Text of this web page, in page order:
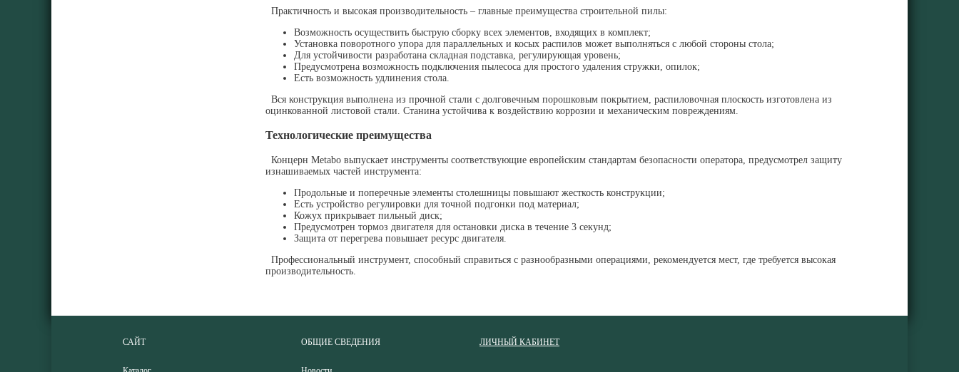
Практичность и высокая производительность – главные преимущества строительной пилы:
Возможность осуществить быструю сборку всех элементов, входящих в комплект;
Установка поворотного упора для параллельных и косых распилов может выполняться с любой стороны стола;
Для устойчивости разработана складная подставка, регулирующая уровень;
Предусмотрена возможность подключения пылесоса для простого удаления стружки, опилок;
Есть возможность удлинения стола.
Вся конструкция выполнена из прочной стали с долговечным порошковым покрытием, распиловочная плоскость изготовлена из
оцинкованной листовой стали. Станина устойчива к воздействию коррозии и механическим повреждениям.
Технологические преимущества
Концерн Metabo выпускает инструменты соответствующие европейским стандартам безопасности оператора, предусмотрел защиту
изнашиваемых частей инструмента:
Продольные и поперечные элементы столешницы повышают жесткость конструкции;
Есть устройство регулировки для точной подгонки под материал;
Кожух прикрывает пильный диск;
Предусмотрен тормоз двигателя для остановки диска в течение 3 секунд;
Защита от перегрева повышает ресурс двигателя.
Профессиональный инструмент, способный справиться с разнообразными операциями, рекомендуется мест, где требуется высокая
производительность.
САЙТ ОБЩИЕ СВЕДЕНИЯ ЛИЧНЫЙ КАБИНЕТ